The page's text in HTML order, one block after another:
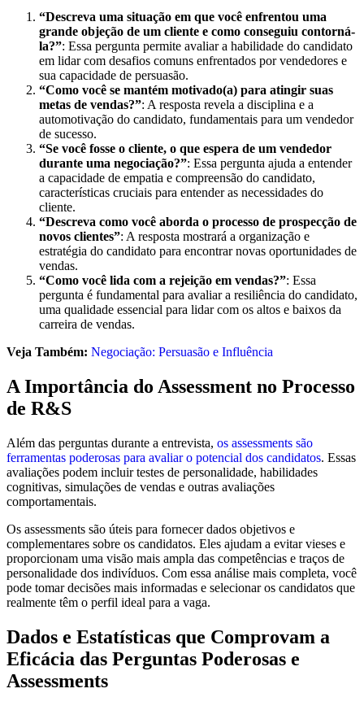
“Descreva uma situação em que você enfrentou uma
grande objeção de um cliente e como conseguiu contorná-
la?”: Essa pergunta permite avaliar a habilidade do candidato
em lidar com desafios comuns enfrentados por vendedores e
sua capacidade de persuasão.
“Como você se mantém motivado(a) para atingir suas
metas de vendas?”: A resposta revela a disciplina e a
automotivação do candidato, fundamentais para um vendedor
de sucesso.
“Se você fosse o cliente, o que espera de um vendedor
durante uma negociação?”: Essa pergunta ajuda a entender
a capacidade de empatia e compreensão do candidato,
características cruciais para entender as necessidades do
cliente.
“Descreva como você aborda o processo de prospecção de
novos clientes”: A resposta mostrará a organização e
estratégia do candidato para encontrar novas oportunidades de
vendas.
“Como você lida com a rejeição em vendas?”: Essa
pergunta é fundamental para avaliar a resiliência do candidato,
uma qualidade essencial para lidar com os altos e baixos da
carreira de vendas.
Veja Também: Negociação: Persuasão e Influência
A Importância do Assessment no Processo
de R&S
Além das perguntas durante a entrevista, os assessments são
ferramentas poderosas para avaliar o potencial dos candidatos. Essas
avaliações podem incluir testes de personalidade, habilidades
cognitivas, simulações de vendas e outras avaliações
comportamentais.
Os assessments são úteis para fornecer dados objetivos e
complementares sobre os candidatos. Eles ajudam a evitar vieses e
proporcionam uma visão mais ampla das competências e traços de
personalidade dos indivíduos. Com essa análise mais completa, você
pode tomar decisões mais informadas e selecionar os candidatos que
realmente têm o perfil ideal para a vaga.
Dados e Estatísticas que Comprovam a
Eficácia das Perguntas Poderosas e
Assessments